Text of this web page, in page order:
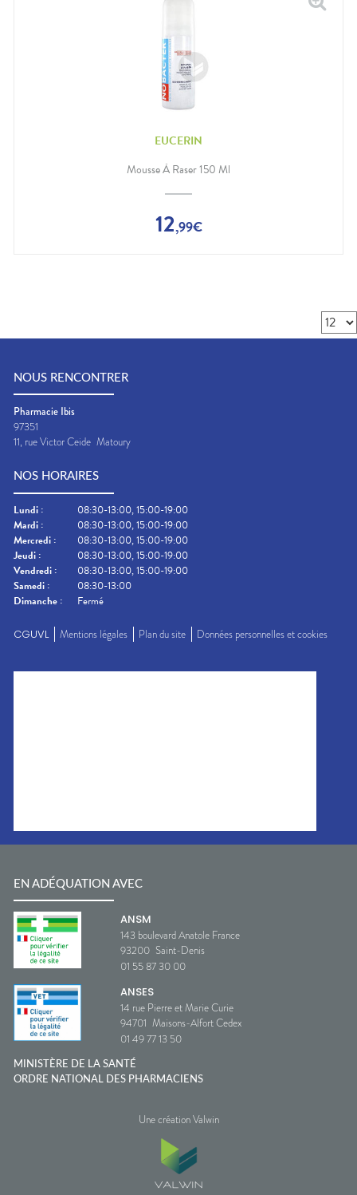
EUCERIN
Mousse À Raser 150 Ml
12,99€
NOUS RENCONTRER
Pharmacie Ibis
97351
11, rue Victor Ceide Matoury
NOS HORAIRES
Lundi :
08:30-13:00, 15:00-19:00
Mardi :
08:30-13:00, 15:00-19:00
Mercredi :
08:30-13:00, 15:00-19:00
Jeudi :
08:30-13:00, 15:00-19:00
Vendredi :
08:30-13:00, 15:00-19:00
Samedi :
08:30-13:00
Dimanche : Fermé
CGUVL Mentions légales Plan du site Données personnelles et cookies
EN ADÉQUATION AVEC
ANSM
143 boulevard Anatole France
93200 Saint-Denis
01 55 87 30 00
ANSES
14 rue Pierre et Marie Curie
94701 Maisons-Alfort Cedex
01 49 77 13 50
MINISTÈRE DE LA SANTÉ
ORDRE NATIONAL DES PHARMACIENS
Une création Valwin